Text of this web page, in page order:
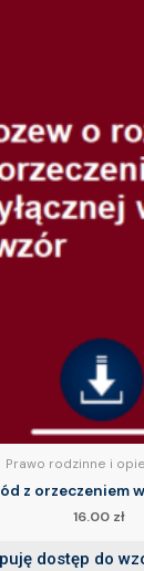
Prawo rodzinne i
z orzeczeniem
16.00 zł
dostęp do